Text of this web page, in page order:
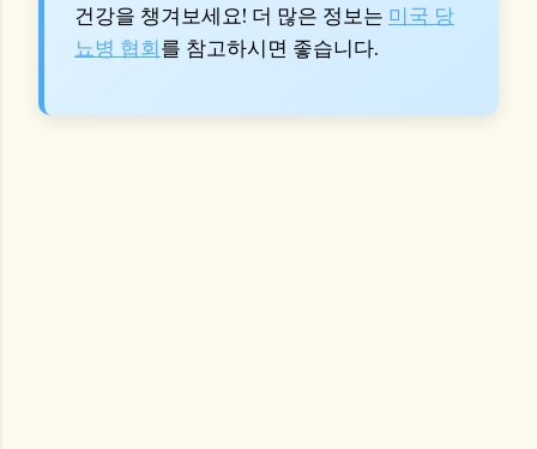
건강을 챙겨보세요! 더 많은 정보는 미국 당
뇨병 협회를 참고하시면 좋습니다.